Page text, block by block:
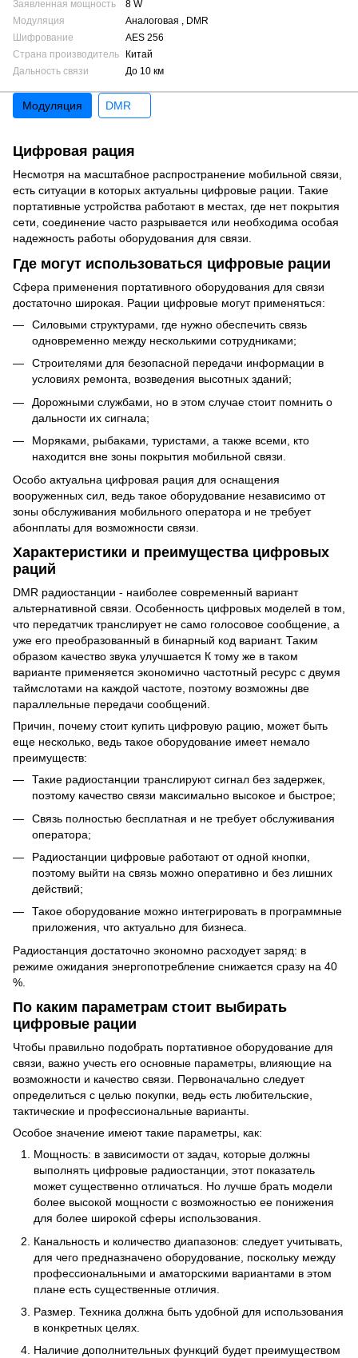
Заявленная мощность
8 W
Модуляция
Аналоговая , DMR
Шифрование
AES 256
Страна производитель
Китай
Дальность связи
До 10 км
Цифровая рация
Несмотря на масштабное распространение мобильной связи,
есть ситуации в которых актуальны цифровые рации. Такие
портативные устройства работают в местах, где нет покрытия
сети, соединение часто разрывается или необходима особая
надежность работы оборудования для связи.
Где могут использоваться цифровые рации
Сфера применения портативного оборудования для связи
достаточно широкая. Рации цифровые могут применяться:
Силовыми структурами, где нужно обеспечить связь
одновременно между несколькими сотрудниками;
Строителями для безопасной передачи информации в
условиях ремонта, возведения высотных зданий;
Дорожными службами, но в этом случае стоит помнить о
дальности их сигнала;
Моряками, рыбаками, туристами, а также всеми, кто
находится вне зоны покрытия мобильной связи.
Особо актуальна цифровая рация для оснащения
вооруженных сил, ведь такое оборудование независимо от
зоны обслуживания мобильного оператора и не требует
абонплаты для возможности связи.
Характеристики и преимущества цифровых
раций
DMR радиостанции - наиболее современный вариант
альтернативной связи. Особенность цифровых моделей в том,
что передатчик транслирует не само голосовое сообщение, а
уже его преобразованный в бинарный код вариант. Таким
образом качество звука улучшается К тому же в таком
варианте применяется экономично частотный ресурс с двумя
таймслотами на каждой частоте, поэтому возможны две
параллельные передачи сообщений.
Причин, почему стоит купить цифровую рацию, может быть
еще несколько, ведь такое оборудование имеет немало
преимуществ:
Такие радиостанции транслируют сигнал без задержек,
поэтому качество связи максимально высокое и быстрое;
Связь полностью бесплатная и не требует обслуживания
оператора;
Радиостанции цифровые работают от одной кнопки,
поэтому выйти на связь можно оперативно и без лишних
действий;
Такое оборудование можно интегрировать в программные
приложения, что актуально для бизнеса.
Радиостанция достаточно экономно расходует заряд: в
режиме ожидания энергопотребление снижается сразу на 40
%.
По каким параметрам стоит выбирать
цифровые рации
Чтобы правильно подобрать портативное оборудование для
связи, важно учесть его основные параметры, влияющие на
возможности и качество связи. Первоначально следует
определиться с целью покупки, ведь есть любительские,
тактические и профессиональные варианты.
Особое значение имеют такие параметры, как:
Мощность: в зависимости от задач, которые должны
выполнять цифровые радиостанции, этот показатель
может существенно отличаться. Но лучше брать модели
более высокой мощности с возможностью ее понижения
для более широкой сферы использования.
Канальность и количество диапазонов: следует учитывать,
для чего предназначено оборудование, поскольку между
профессиональными и аматорскими вариантами в этом
плане есть существенные отличия.
Размер. Техника должна быть удобной для использования
в конкретных целях.
Наличие дополнительных функций будет преимуществом
Модуляция DMR